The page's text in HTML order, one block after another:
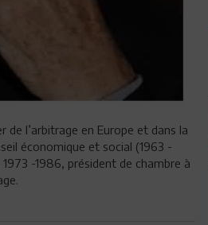
de l’arbitrage en Europe et dans la
économique et social (1963 -
-1986, président de chambre à